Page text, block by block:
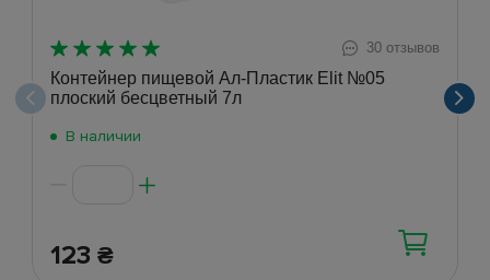
30 отзывов
Контейнер пищевой Ал-Пластик Elit №05
плоский бесцветный 7л
В наличии
123 ₴